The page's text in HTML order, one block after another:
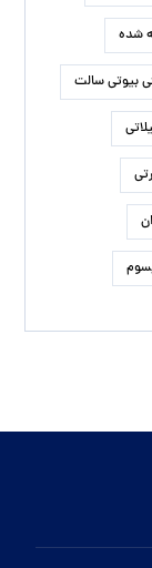
شده
بیوتی سالت